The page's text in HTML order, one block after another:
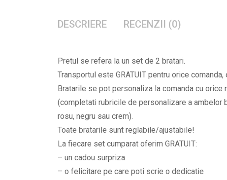
DESCRIERE RECENZII (0)
Pretul se refera la un set de 2 bratari.
Transportul este GRATUIT pentru orice
Bratarile se pot personaliza la comanda cu
(completati rubricile de personalizare a ambelor
rosu, negru sau crem).
Toate bratarile sunt reglabile/ajustabile!
La fiecare set cumparat oferim GRATUIT:
– un cadou surpriza
– o felicitare pe care poti scrie o dedicatie